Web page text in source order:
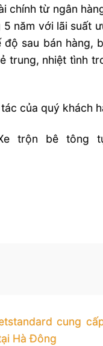
chính từ ngân
năm với lãi suất
sau bán hàng,
trung, nhiệt tình
của quý khách
trộn bê tông